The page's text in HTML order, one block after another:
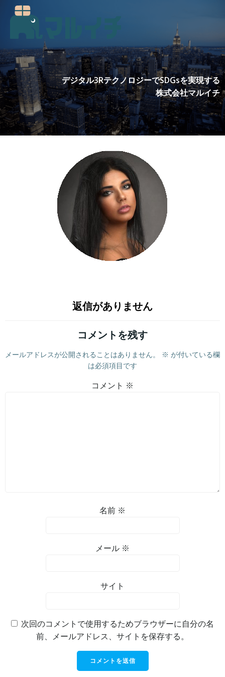
ツ
へ
ス
キ
ッ
プ
デジタル3RテクノロジーでSDGsを実現する
株式会社マルイチ
返信がありません
コメントを残す
メールアドレスが公開されることはありません。 ※ が付いている欄
は必須項目です
コメント ※
名前 ※
メール ※
サイト
次回のコメントで使用するためブラウザーに自分の名
前、メールアドレス、サイトを保存する。